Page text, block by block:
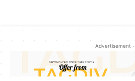
- Advertisement -